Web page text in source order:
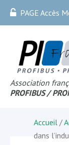
PAGE Accès
Association
PROFIBUS /
Accueil /
dans